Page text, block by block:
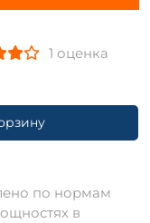
1 оценка
по нормам
в